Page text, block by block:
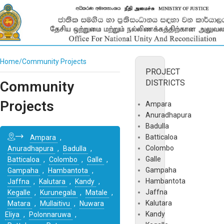
Home Community Projects
Community
Projects
Ampara ,
Anuradhapura , Badulla ,
Batticaloa , Colombo , Galle ,
Gampaha , Hambantota ,
Jaffna , Kalutara , Kandy ,
Kegalle , Kurunegala , Matale ,
Matara , Mullaitivu ,
Nuwara
Eliya , Polonnaruwa ,
PROJECT
DISTRICTS
Ampara
Anuradhapura
Badulla
Batticaloa
Colombo
Galle
Gampaha
Hambantota
Jaffna
Kalutara
Kandy